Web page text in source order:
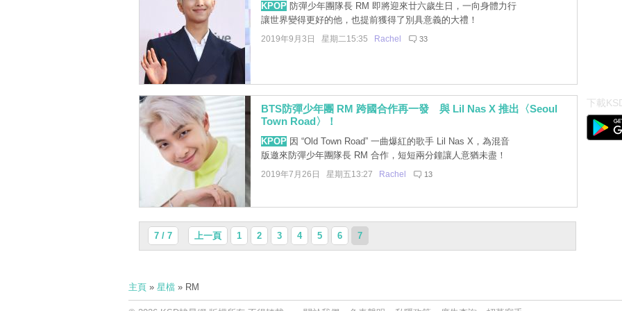
KPOP防彈少年團隊長 RM 即將迎來廿六歲生日，一向身體力行
讓世界變得更好的他，也提前獲得了別具意義的大禮！
2019年9月3日 星期二15:35 Rachel 33
BTS防彈少年團 RM 跨國合作再一發 與 Lil Nas X 推出〈Seoul
Town Road〉！
KPOP因 “Old Town Road” 一曲爆紅的歌手 Lil Nas X，為混音
版邀來防彈少年團隊長 RM 合作，短短兩分鐘讓人意猶未盡！
2019年7月26日 星期五13:27 Rachel 13
7 / 7 上一頁 1 2 3 4 5 6 7
下載
主頁» 星檔» RM